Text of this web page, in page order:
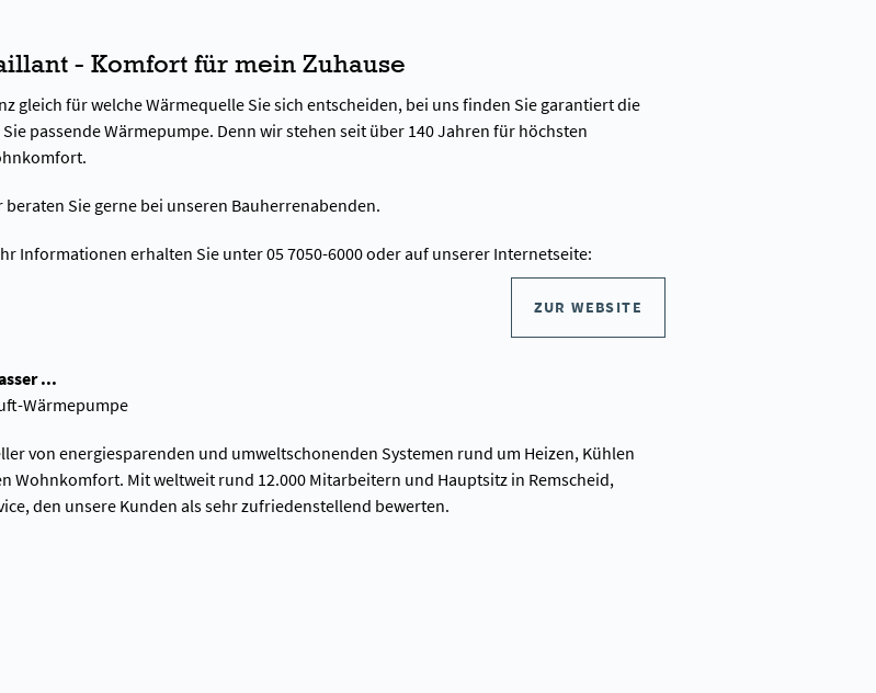
- Komfort für mein Zuhause
gleich für welche Wärmequelle Sie sich entscheiden, bei uns finden Sie garantiert die
passende Wärmepumpe. Denn wir stehen seit über 140 Jahren für höchsten
beraten Sie gerne bei unseren Bauherrenabenden.
Informationen erhalten Sie unter 05 7050-6000 oder auf unserer Internetseite:
ZUR WEBSITE
...
Wärmepumpe
von energiesparenden und umweltschonenden Systemen rund um Heizen, Kühlen
Wohnkomfort. Mit weltweit rund 12.000 Mitarbeitern und Hauptsitz in Remscheid,
den unsere Kunden als sehr zufriedenstellend bewerten.